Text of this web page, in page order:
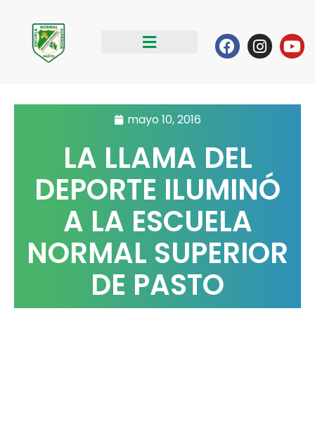
contenido
Facebook
mayo 10, 2016
LA LLAMA DEL
DEPORTE ILUMINÓ
A LA ESCUELA
NORMAL SUPERIOR
DE PASTO